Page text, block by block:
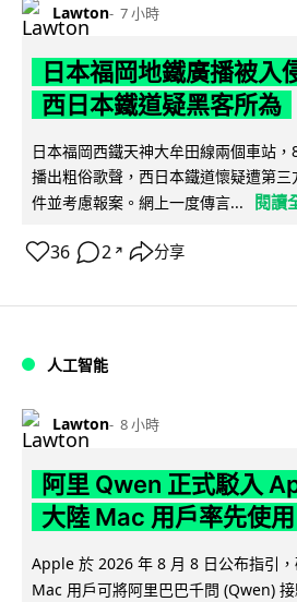
Lawton 7 小時
日本福岡地鐵廣播被入
西日本鐵道疑黑客所為
日本福岡西鐵天神大牟田線兩個車站
播出粗俗歌聲，西日本鐵道懷疑遭第
件並考慮報案。網上一度傳言...
閱讀
36 2 ↗ 分享
人工智能
Lawton 8 小時
阿里 Qwen 正式駁入
大陸 Mac 用戶率先使用
Apple 於 2026 年 8 月 8 日公布指引
Mac 用戶可將阿里巴巴千問 (Qwen)